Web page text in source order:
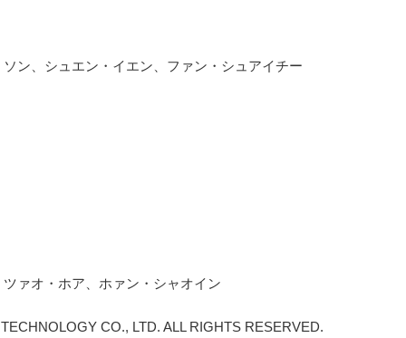
ソン、シュエン・イエン、ファン・シュアイチー
ァオ・ホア、ホァン・シャオイン
CO., LTD. ALL RIGHTS RESERVED.